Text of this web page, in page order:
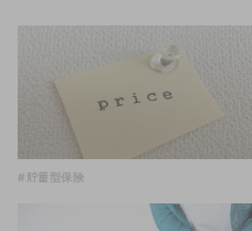
#貯蓄型保険